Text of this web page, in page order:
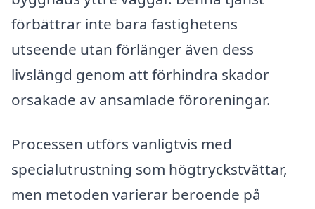
förbättrar inte bara fastighetens
utseende utan förlänger även dess
livslängd genom att förhindra skador
orsakade av ansamlade föroreningar.
Processen utförs vanligtvis med
specialutrustning som högtryckstvättar,
men metoden varierar beroende på